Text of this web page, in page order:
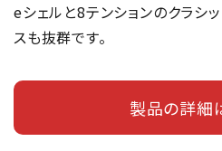
eシェルと8テンションのクラシ
スも抜群です。
製品の詳細